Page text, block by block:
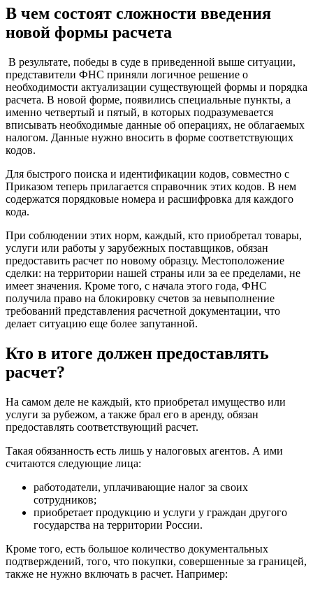
В чем состоят сложности введения
новой формы расчета
В результате, победы в суде в приведенной выше ситуации,
представители ФНС приняли логичное решение о
необходимости актуализации существующей формы и порядка
расчета. В новой форме, появились специальные пункты, а
именно четвертый и пятый, в которых подразумевается
вписывать необходимые данные об операциях, не облагаемых
налогом. Данные нужно вносить в форме соответствующих
кодов.
Для быстрого поиска и идентификации кодов, совместно с
Приказом теперь прилагается справочник этих кодов. В нем
содержатся порядковые номера и расшифровка для каждого
кода.
При соблюдении этих норм, каждый, кто приобретал товары,
услуги или работы у зарубежных поставщиков, обязан
предоставить расчет по новому образцу. Местоположение
сделки: на территории нашей страны или за ее пределами, не
имеет значения. Кроме того, с начала этого года, ФНС
получила право на блокировку счетов за невыполнение
требований представления расчетной документации, что
делает ситуацию еще более запутанной.
Кто в итоге должен предоставлять
расчет?
На самом деле не каждый, кто приобретал имущество или
услуги за рубежом, а также брал его в аренду, обязан
предоставлять соответствующий расчет.
Такая обязанность есть лишь у налоговых агентов. А ими
считаются следующие лица:
работодатели, уплачивающие налог за своих
сотрудников;
приобретает продукцию и услуги у граждан другого
государства на территории России.
Кроме того, есть большое количество документальных
подтверждений, того, что покупки, совершенные за границей,
также не нужно включать в расчет. Например: